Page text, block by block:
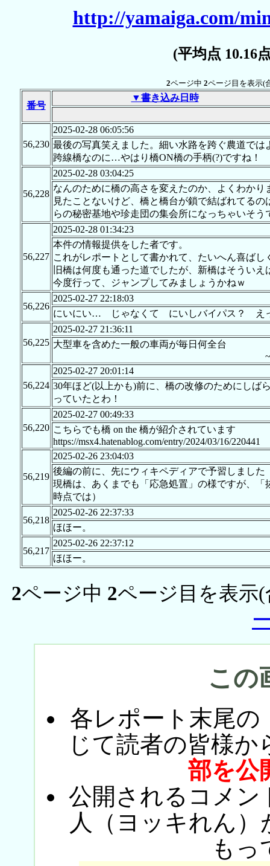
http://yamaiga.com/
(平均点
2ページ中 2ページ目を表示(
番号
▼書き込み日時
56,230
2025-02-28 06:05:56
最後の写真笑えました。細い水路を跨ぐ農道で
跨線橋なのに…やはり橋ON橋の手柄(?)ですね！
56,228
2025-02-28 03:04:25
なんのために橋の高さを変えたのか、よくわか
見たことないけど、橋と橋台が鎖で結ばれてる
らの秘密基地や珍走団の集会所になっちゃいそう
56,227
2025-02-28 01:34:23
本件の情報提供をした者です。
これがレポートとして書かれて、たいへん喜ばし
旧橋は何度も通った道でしたが、新橋はそうい
今度行って、ジャンプしてみましょうかねｗ
56,226
2025-02-27 22:18:03
にいにい… じゃなくて にいしバイパス？
56,225
2025-02-27 21:36:11
大型車を含めた一般の車両が毎日何全台
56,224
2025-02-27 20:01:14
30年ほど(以上かも)前に、橋の改修のためにしば
っていたとわ！
56,220
2025-02-27 00:49:33
こちらでも橋 on the 橋が紹介されています
https://msx4.hatenablog.com/entry/2024/03/16/220441
56,219
2025-02-26 23:04:03
後編の前に、先にウィキペディアで予習しました
現橋は、あくまでも「応急処置」の様ですが、
時点では）
56,218
2025-02-26 22:37:33
ほほー。
56,217
2025-02-26 22:37:12
ほほー。
2ページ中 2ページ目を表示(
この
各レポート末尾の
じて読者の皆様か
部を公
公開されるコメン
人（ヨッキれん
もっ